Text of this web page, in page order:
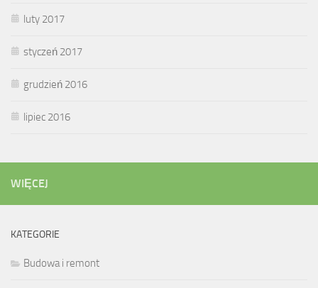
luty 2017
styczeń 2017
grudzień 2016
lipiec 2016
WIĘCEJ
KATEGORIE
Budowa i remont